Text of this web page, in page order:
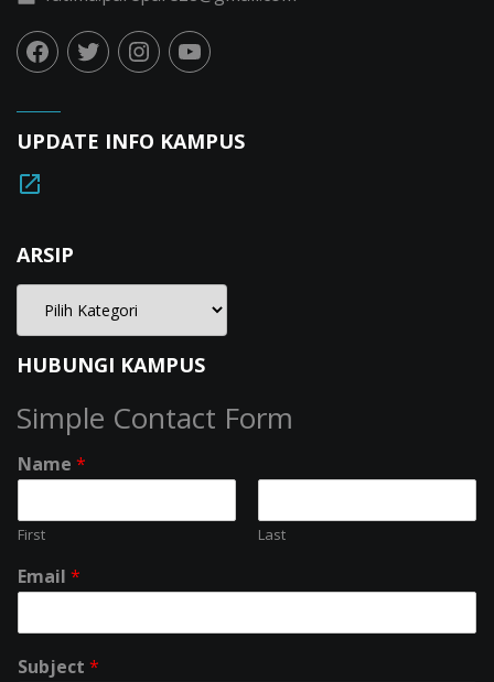
UPDATE INFO KAMPUS
ARSIP
HUBUNGI KAMPUS
Simple Contact Form
Name *
First Last
Email *
Subject *